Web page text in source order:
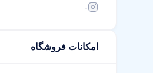
-
امکانات فروشگاه